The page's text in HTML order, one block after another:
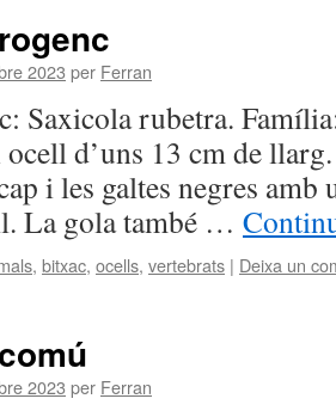
2023 per Ferran
Saxicola rubetra.
ocell d’uns 13 cm de
i les galtes negres
La gola també …
, bitxac, ocells, vertebrats | Deixa un
2023 per Ferran